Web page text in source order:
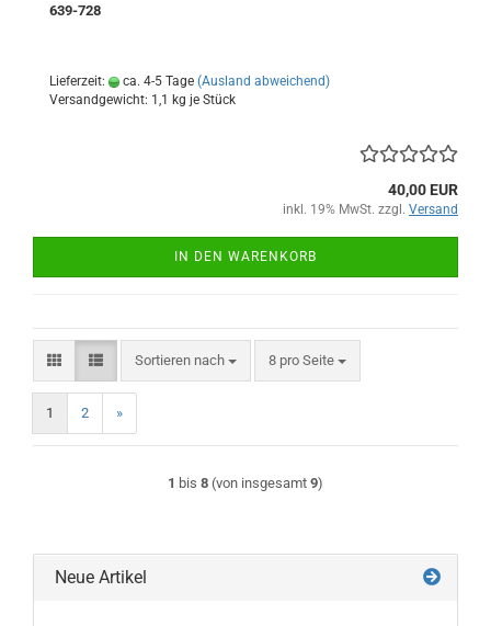
639-728
Lieferzeit: ca. 4-5 Tage (Ausland abweichend)
Versandgewicht: 1,1 kg je Stück
40,00 EUR
inkl. 19% MwSt. zzgl. Versand
IN DEN WARENKORB
Sortieren nach
Sortieren nach 8 pro Seite
pro Seite
1 2 »
1 bis 8 (von insgesamt 9)
Neue Artikel